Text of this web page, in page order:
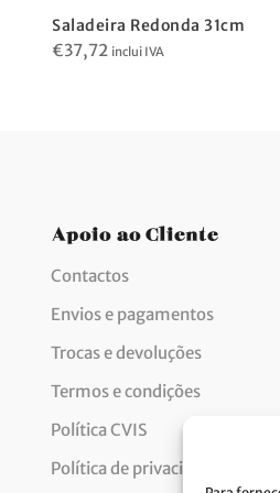
Saladeira Redonda 31cm
€37,72 inclui IVA
Apoio ao Cliente
Contactos
Envios e pagamentos
Trocas e devoluções
Termos e condições
Política CVIS
Política de privacidade